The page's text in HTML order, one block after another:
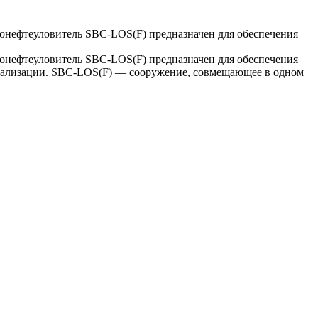
SBC-LOS(F) предназначен для обеспечения
SBC-LOS(F) предназначен для обеспечения
SBC-LOS(F) — сооружение, совмещающее в одном